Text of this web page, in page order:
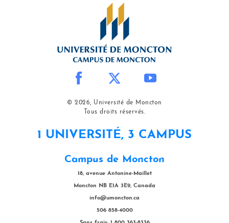
© 2026, Université de Moncton
Tous droits réservés.
1 UNIVERSITÉ, 3 CAMPUS
Campus de Moncton
18, avenue Antonine-Maillet
Moncton NB E1A 3E9, Canada
info@umoncton.ca
506 858-4000